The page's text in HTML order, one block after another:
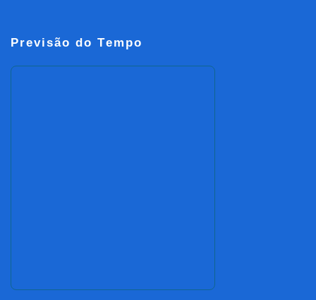
Previsão do Tempo